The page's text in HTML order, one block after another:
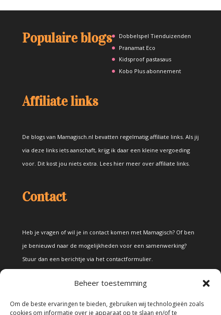
Beheer toestemming
Om de beste ervaringen te bieden, gebruiken wij technologieën zoals
cookies om informatie over je apparaat op te slaan en/of te
Populaire blogs
Dobbelspel Tienduizenden
Pranamat Eco
Kidsproof pastasaus
Kobo Plus abonnement
Affiliate links
De blogs van Mamagisch.nl bevatten regelmatig affiliate links. Als jij
via deze links iets aanschaft, krijg ik daar een kleine vergoeding
voor. Dit kost jou niets extra. Lees hier meer over affiliate links.
Contact
Heb je vragen of wil je in contact komen met Mamagisch? Of ben
je benieuwd naar de mogelijkheden voor een samenwerking?
Stuur dan een berichtje via het contactformulier.